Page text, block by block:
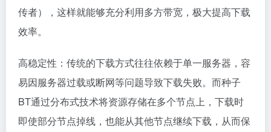
传者），这样就能够充分利用多方带宽，极大提高下载
效率。
高稳定性：传统的下载方式往往依赖于单一服务器，容
易因服务器过载或断网等问题导致下载失败。而种子
BT通过分布式技术将资源存储在多个节点上，下载时
即使部分节点掉线，也能从其他节点继续下载，从而保